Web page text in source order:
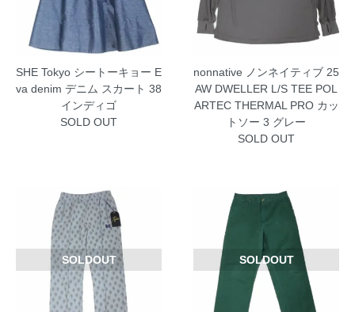
SHE Tokyo シートーキョー E
va denim デニム スカート 38
インディゴ
SOLD OUT
nonnative ノンネイティブ 25
AW DWELLER L/S TEE POL
ARTEC THERMAL PRO カッ
トソー 3 グレー
SOLD OUT
SOLDOUT SOLDOUT